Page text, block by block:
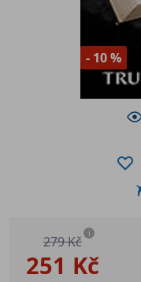
- 10 %
251 Kč
279 Kč i